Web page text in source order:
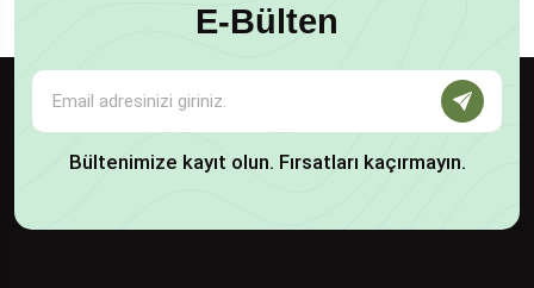
E-Bülten
Bültenimize kayıt olun. Fırsatları kaçırmayın.